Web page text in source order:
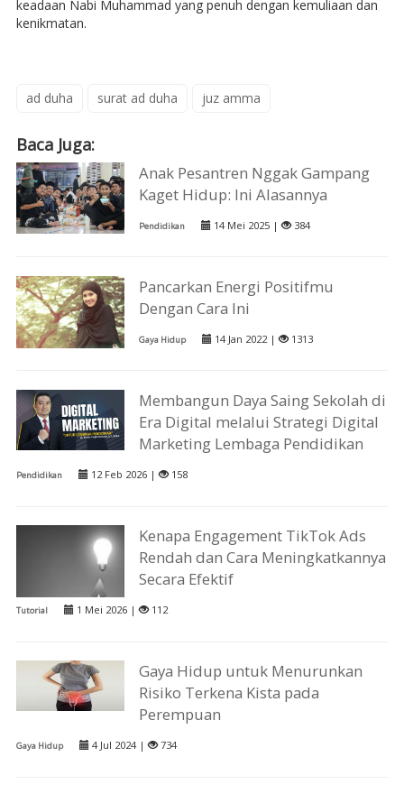
keadaan Nabi Muhammad yang penuh dengan kemuliaan dan
kenikmatan.
ad duha surat ad duha juz amma
Baca Juga:
Anak Pesantren Nggak Gampang
Kaget Hidup: Ini Alasannya
Pendidikan 14 Mei 2025 | 384
Pancarkan Energi Positifmu
Dengan Cara Ini
Gaya Hidup 14 Jan 2022 | 1313
Membangun Daya Saing Sekolah di
Era Digital melalui Strategi Digital
Marketing Lembaga Pendidikan
Pendidikan 12 Feb 2026 | 158
Kenapa Engagement TikTok Ads
Rendah dan Cara Meningkatkannya
Secara Efektif
Tutorial 1 Mei 2026 | 112
Gaya Hidup untuk Menurunkan
Risiko Terkena Kista pada
Perempuan
Gaya Hidup 4 Jul 2024 | 734